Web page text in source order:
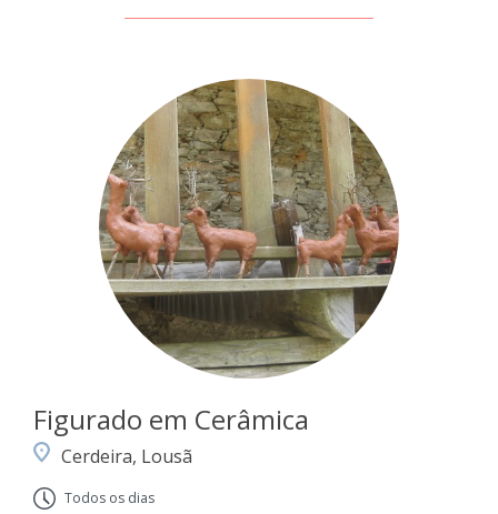
Figurado em Cerâmica
Cerdeira, Lousã
Todos os dias